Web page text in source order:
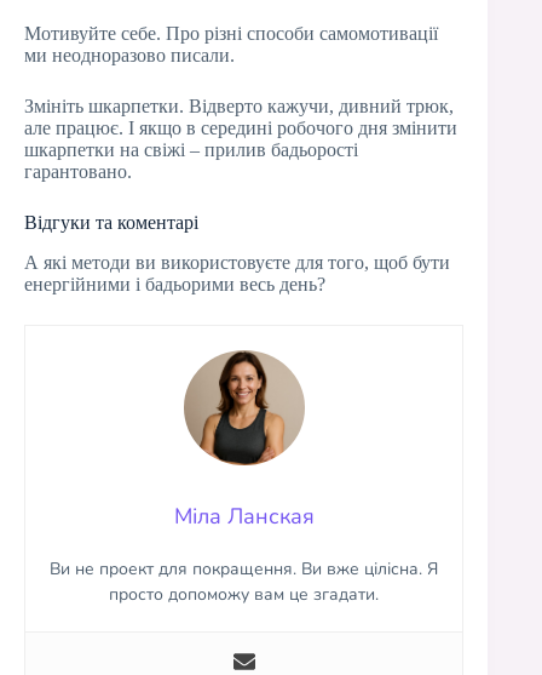
Мотивуйте себе. Про різні способи самомотивації
ми неодноразово писали.
Змініть шкарпетки. Відверто кажучи, дивний трюк,
але працює. І якщо в середині робочого дня змінити
шкарпетки на свіжі – прилив бадьорості
гарантовано.
Відгуки та коментарі
А які методи ви використовуєте для того, щоб бути
енергійними і бадьорими весь день?
Міла Ланская
Ви не проект для покращення. Ви вже цілісна. Я
просто допоможу вам це згадати.